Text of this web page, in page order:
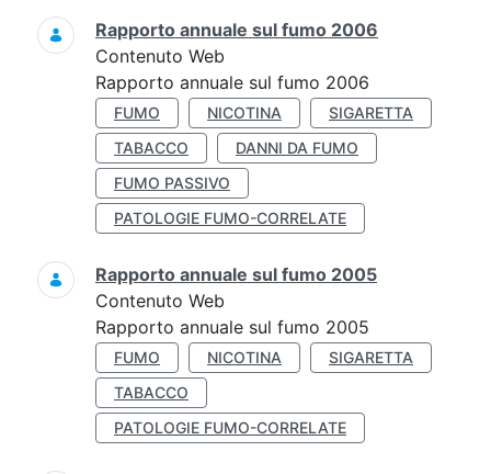
Rapporto annuale sul fumo 2006
Contenuto Web
Rapporto annuale sul fumo 2006
FUMO NICOTINA
SIGARETTA
TABACCO
DANNI DA FUMO
FUMO PASSIVO
PATOLOGIE FUMO-CORRELATE
Rapporto annuale sul fumo 2005
Contenuto Web
Rapporto annuale sul fumo 2005
FUMO NICOTINA
SIGARETTA
TABACCO
PATOLOGIE FUMO-CORRELATE